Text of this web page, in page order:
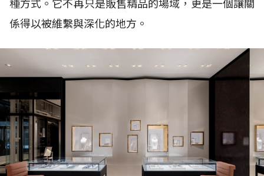
種方式。它不再只是販售精品的場域，更是一個讓關
係得以被維繫與深化的地方。